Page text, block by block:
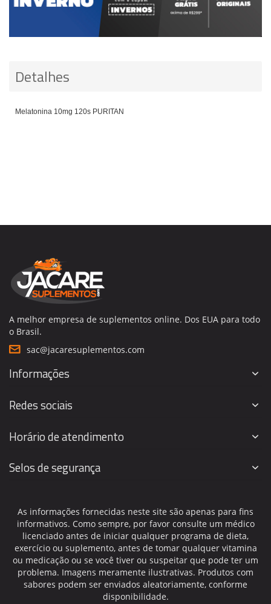
Detalhes
Melatonina 10mg 120s PURITAN
A melhor empresa de suplementos online. Dos EUA para todo
o Brasil.
sac@jacaresuplementos.com
Informações
Redes sociais
Horário de atendimento
Selos de segurança
As informações fornecidas neste site são apenas para fins
informativos. Como sempre, por favor consulte um médico
licenciado antes de iniciar qualquer programa de dieta,
exercício ou suplemento, antes de tomar qualquer vitamina
ou medicação ou se você tiver ou suspeitar que pode ter um
problema. Imagens meramente ilustrativas. Produtos com
sabores podem ser enviados aleatoriamente, conforme
disponibilidade.